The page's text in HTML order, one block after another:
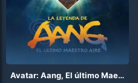
Avatar: Aang, El último Maestro Aire